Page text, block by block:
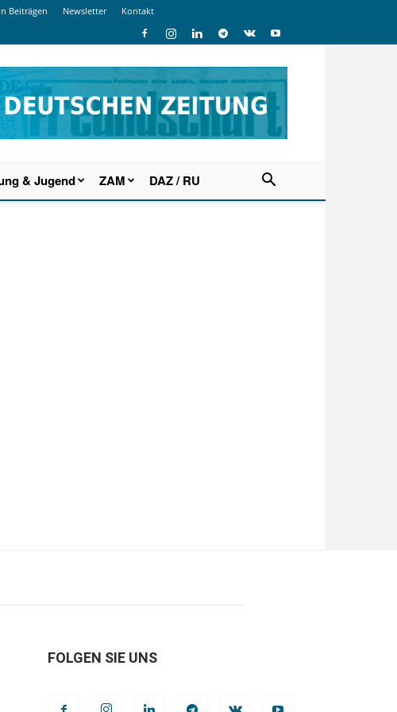
Beiträgen Newsletter Kontakt
& Jugend ZAM DAZ / RU
FOLGEN SIE UNS